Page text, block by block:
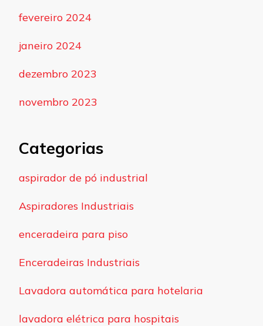
fevereiro 2024
janeiro 2024
dezembro 2023
novembro 2023
Categorias
aspirador de pó industrial
Aspiradores Industriais
enceradeira para piso
Enceradeiras Industriais
Lavadora automática para hotelaria
lavadora elétrica para hospitais